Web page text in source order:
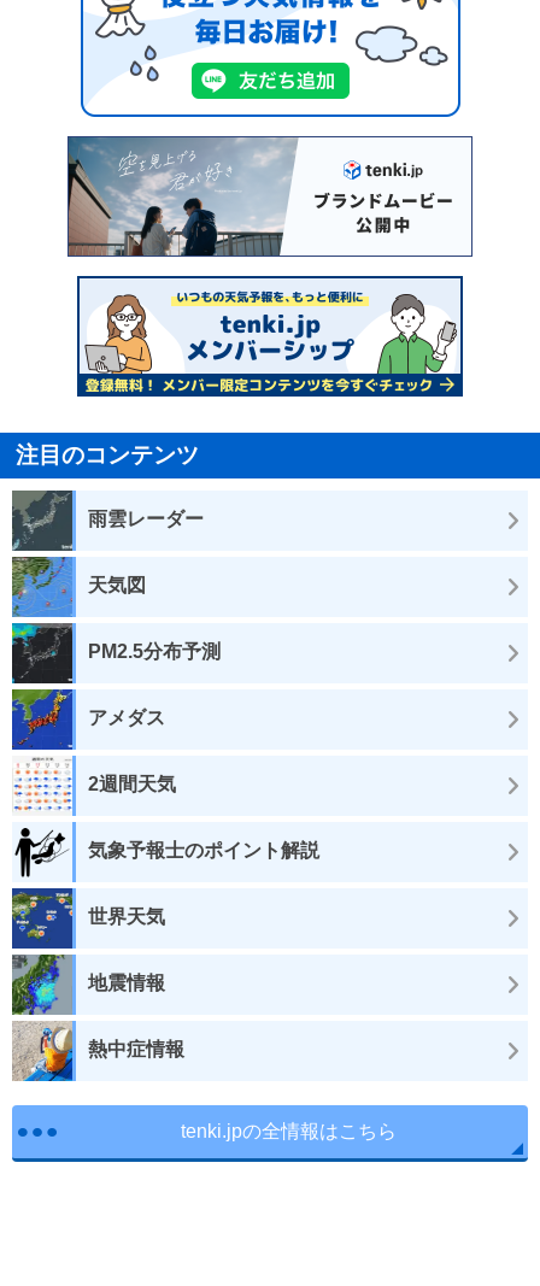
注目のコンテンツ
雨雲レーダー
天気図
PM2.5分布予測
アメダス
2週間天気
気象予報士のポイント解説
世界天気
地震情報
熱中症情報
tenki.jpの全情報はこちら